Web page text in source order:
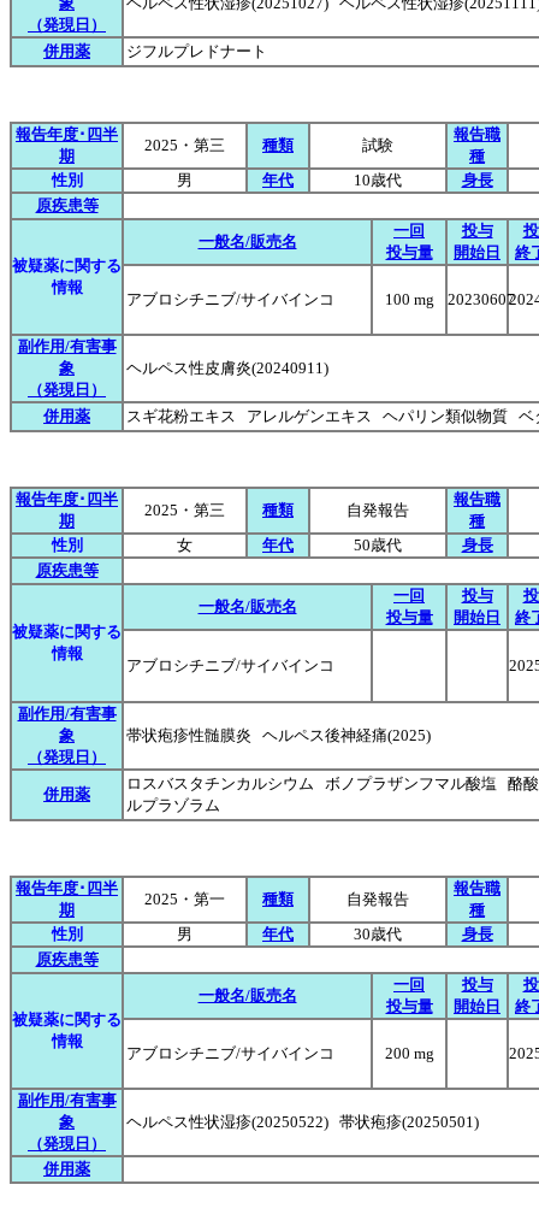
（発現日）
併用薬 ジフルプレドナート
報告年度･四半
期
2025・第三 種類 試験
報告職
種
性別
男 年代 10歳代
身長
原疾患等
被疑薬に関する
情報
一般名/販売名
一回
投与量
投与
開始日
終
アブロシチニブ/サイバインコ 100 mg 20230607
副作用/有害事
象
（発現日）
ヘルペス性皮膚炎(20240911)
併用薬 スギ花粉エキス アレルゲンエキス ヘパリン類似物質
報告年度･四半
期
2025・第三 種類 自発報告
報告職
種
性別
女 年代 50歳代
身長
原疾患等
被疑薬に関する
情報
一般名/販売名
一回
投与量
投与
開始日
終
アブロシチニブ/サイバインコ
副作用/有害事
象
（発現日）
帯状疱疹性髄膜炎 ヘルペス後神経痛(2025)
併用薬
ロスバスタチンカルシウム ボノプラザンフマル酸塩
ルプラゾラム
報告年度･四半
期
2025・第一 種類 自発報告
報告職
種
性別
男 年代 30歳代
身長
原疾患等
被疑薬に関する
情報
一般名/販売名
一回
投与量
投与
開始日
終
アブロシチニブ/サイバインコ 200 mg
副作用/有害事
象
（発現日）
ヘルペス性状湿疹(20250522) 帯状疱疹(20250501)
併用薬